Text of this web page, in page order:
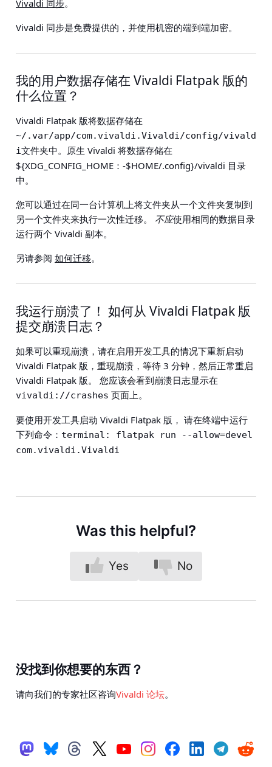
Vivaldi 同步。
Vivaldi 同步是免费提供的，并使用机密的端到端加密。
我的用户数据存储在 Vivaldi Flatpak 版的
什么位置？
Vivaldi Flatpak 版将数据存储在
~/.var/app/com.vivaldi.Vivaldi/config/vivald
i文件夹中。原生 Vivaldi 将数据存储在
${XDG_CONFIG_HOME：-$HOME/.config}/vivaldi 目录
中。
您可以通过在同一台计算机上将文件夹从一个文件夹复制到
另一个文件夹来执行一次性迁移。 不应使用相同的数据目录
运行两个 Vivaldi 副本。
另请参阅 如何迁移。
我运行崩溃了！ 如何从 Vivaldi Flatpak 版
提交崩溃日志？
如果可以重现崩溃，请在启用开发工具的情况下重新启动
Vivaldi Flatpak 版，重现崩溃，等待 3 分钟，然后正常重启
Vivaldi Flatpak 版。 您应该会看到崩溃日志显示在
vivaldi://crashes 页面上。
要使用开发工具启动 Vivaldi Flatpak 版， 请在终端中运行
下列命令： terminal: flatpak run --allow=devel
com.vivaldi.Vivaldi
Was this helpful?
Yes No
没找到你想要的东西？
请向我们的专家社区咨询Vivaldi 论坛。